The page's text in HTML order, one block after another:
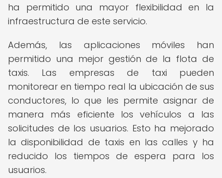
ha permitido una mayor flexibilidad en la
infraestructura de este servicio.
Además, las aplicaciones móviles han
permitido una mejor gestión de la flota de
taxis. Las empresas de taxi pueden
monitorear en tiempo real la ubicación de sus
conductores, lo que les permite asignar de
manera más eficiente los vehículos a las
solicitudes de los usuarios. Esto ha mejorado
la disponibilidad de taxis en las calles y ha
reducido los tiempos de espera para los
usuarios.